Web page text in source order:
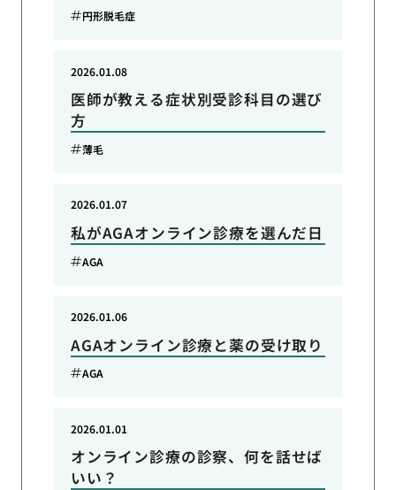
円形脱毛症
医師が教える症状別受診科目の選び
方
2026.01.08
薄毛
私がAGAオンライン診療を選んだ日
2026.01.07
AGA
AGAオンライン診療と薬の受け取り
2026.01.06
AGA
オンライン診療の診察、何を話せば
いい？
2026.01.01